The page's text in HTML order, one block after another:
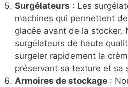
Surgélateurs : Les
machines qui permettent
glacée avant de la stocker.
surgélateurs de haute
surgeler rapidement la
préservant sa texture et sa
Armoires de stockage :